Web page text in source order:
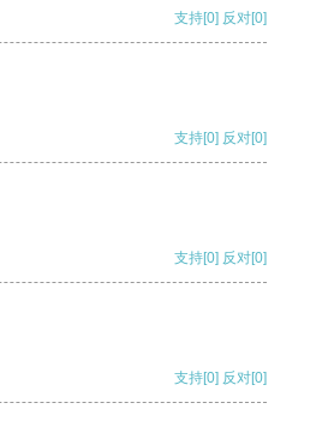
支持[0] 反对[0]
支持[0] 反对[0]
支持[0] 反对[0]
支持[0] 反对[0]